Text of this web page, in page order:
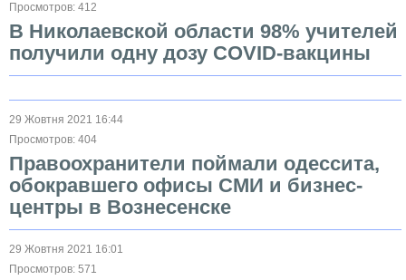
Просмотров: 412
В Николаевской области 98% учителей
получили одну дозу COVID-вакцины
29 Жовтня 2021 16:44
Просмотров: 404
Правоохранители поймали одессита,
обокравшего офисы СМИ и бизнес-
центры в Вознесенске
29 Жовтня 2021 16:01
Просмотров: 571